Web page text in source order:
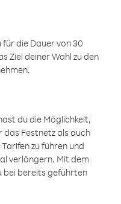
die Dauer von 30
Ziel deiner Wahl zu den
du die Möglichkeit,
Festnetz als auch
zu führen und
verlängern. Mit dem
bei bereits geführten